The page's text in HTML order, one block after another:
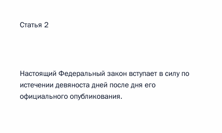
Статья 2
Настоящий Федеральный закон вступает в силу по
истечении девяноста дней после дня его
официального опубликования.